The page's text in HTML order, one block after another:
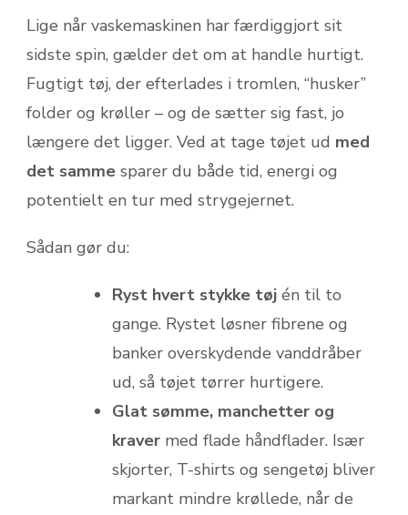
Lige når vaskemaskinen har færdiggjort sit
sidste spin, gælder det om at handle hurtigt.
Fugtigt tøj, der efterlades i tromlen, “husker”
folder og krøller – og de sætter sig fast, jo
længere det ligger. Ved at tage tøjet ud med
det samme sparer du både tid, energi og
potentielt en tur med strygejernet.
Sådan gør du:
Ryst hvert stykke tøj én til to
gange. Rystet løsner fibrene og
banker overskydende vanddråber
ud, så tøjet tørrer hurtigere.
Glat sømme, manchetter og
kraver med flade håndflader. Især
skjorter, T-shirts og sengetøj bliver
markant mindre krøllede, når de